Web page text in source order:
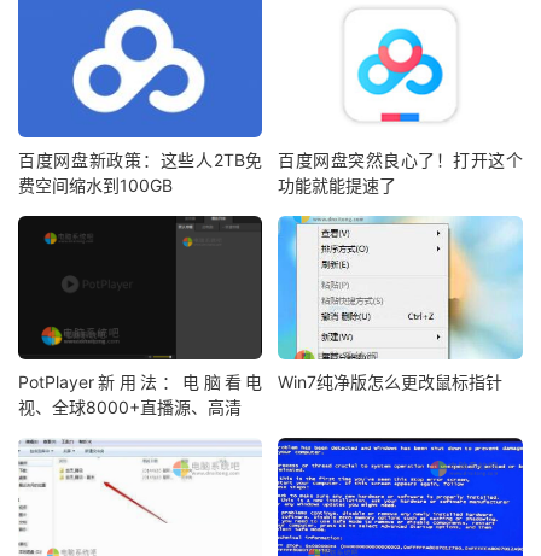
百度网盘新政策：这些人2TB免
费空间缩水到100GB
百度网盘突然良心了！打开这个
功能就能提速了
PotPlayer新用法：电脑看电
视、全球8000+直播源、高清
Win7纯净版怎么更改鼠标指针